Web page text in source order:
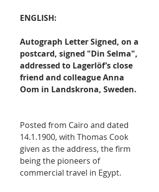
ENGLISH:
Autograph Letter Signed, on a
postcard, signed "Din Selma",
addressed to Lagerlöf’s close
friend and colleague Anna
Oom in Landskrona, Sweden.
Posted from Cairo and dated
14.1.1900, with Thomas Cook
given as the address, the firm
being the pioneers of
commercial travel in Egypt.